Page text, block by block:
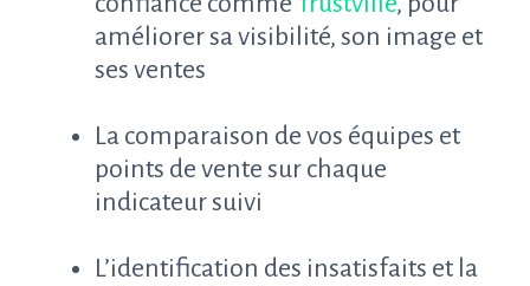
améliorer sa visibilité, son image et
ses ventes
La comparaison de vos équipes et
points de vente sur chaque
indicateur suivi
L’identification des insatisfaits et la